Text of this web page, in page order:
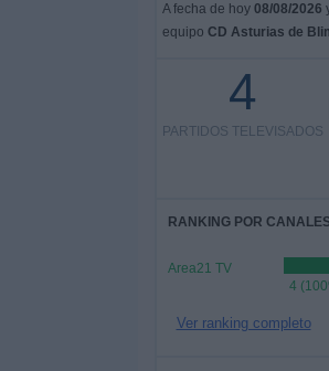
A fecha de hoy 08/08/2026
equipo CD Asturias de
4
PARTIDOS TELEVISADOS
RANKING POR
Area21 TV
4
Ver ranking completo